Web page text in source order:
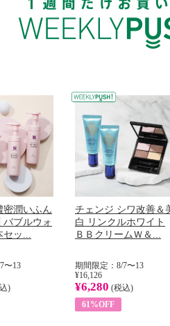
密潤いふん
バブルウォ
セッ...
〜13
)
チェンジ シワ改善＆
白 リンクルホワイト
ＢＢクリームＷ＆...
期間限定：8/7〜13
¥16,126
¥6,280 (税込)
61%OFF